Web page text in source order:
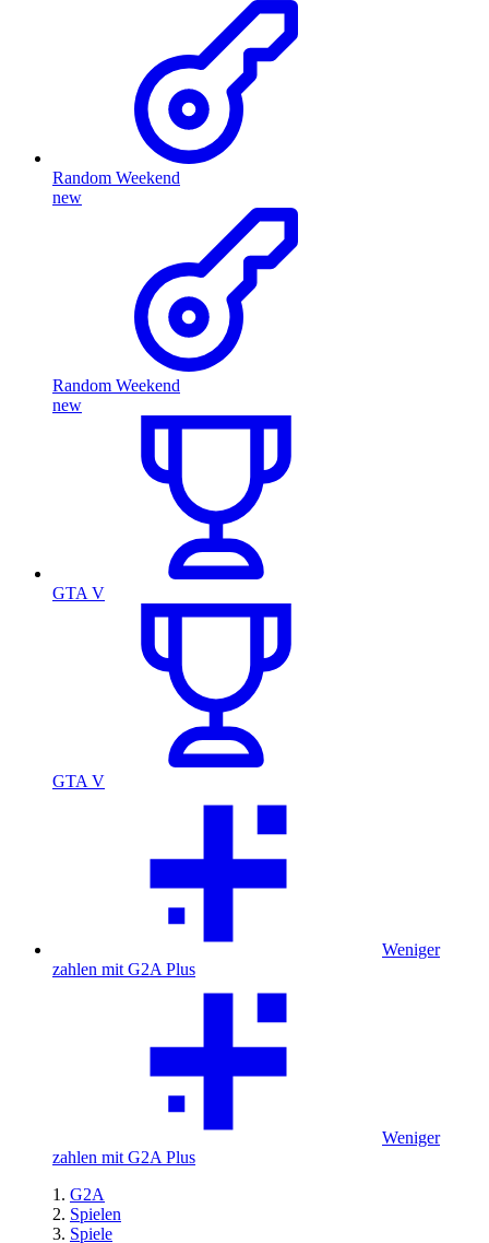
Random Weekend
new
Random Weekend
new
GTA V
GTA V
Weniger
zahlen mit G2A Plus
Weniger
zahlen mit G2A Plus
G2A
Spielen
Spiele